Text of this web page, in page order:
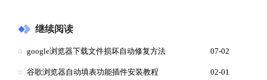
继续阅读
google浏览器下载文件损坏自动修复方法 07-02
谷歌浏览器自动填表功能插件安装教程 02-01